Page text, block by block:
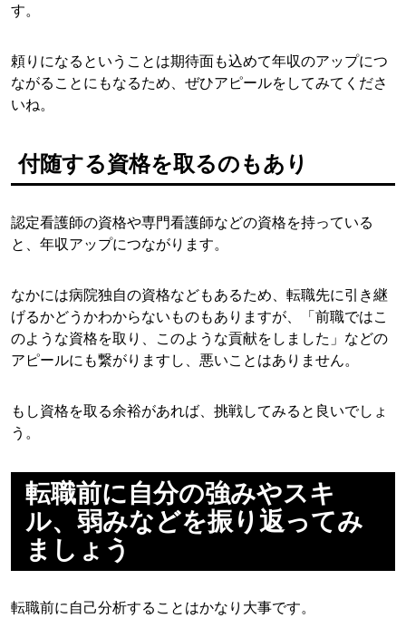
す。
頼りになるということは期待面も込めて年収のアップにつ
ながることにもなるため、ぜひアピールをしてみてくださ
いね。
付随する資格を取るのもあり
認定看護師の資格や専門看護師などの資格を持っている
と、年収アップにつながります。
なかには病院独自の資格などもあるため、転職先に引き継
げるかどうかわからないものもありますが、「前職ではこ
のような資格を取り、このような貢献をしました」などの
アピールにも繋がりますし、悪いことはありません。
もし資格を取る余裕があれば、挑戦してみると良いでしょ
う。
転職前に自分の強みやスキ
ル、弱みなどを振り返ってみ
ましょう
転職前に自己分析することはかなり大事です。